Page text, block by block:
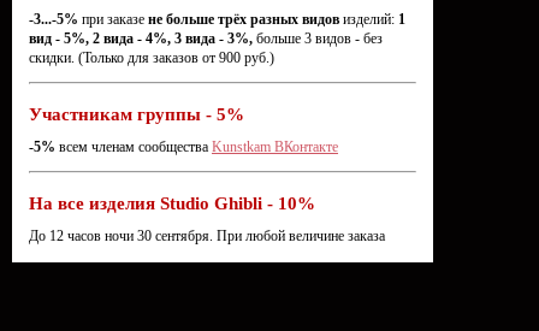
-3...-5% при заказе не больше трёх разных видов изделий: 1
вид - 5%, 2 вида - 4%, 3 вида - 3%, больше 3 видов - без
скидки. (Только для заказов от 900 руб.)
Участникам группы - 5%
-5% всем членам сообщества Kunstkam ВКонтакте
На все изделия Studio Ghibli - 10%
До 12 часов ночи 30 сентября. При любой величине заказа